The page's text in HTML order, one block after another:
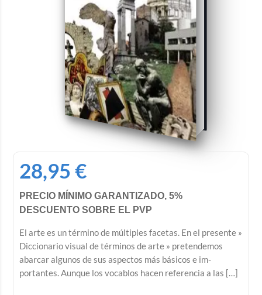
28,95€
PRECIO MÍNIMO GARANTIZADO, 5%
DESCUENTO SOBRE EL PVP
El arte es un término de múltiples facetas. En el presente »
Diccionario visual de términos de arte » pretendemos
abarcar algunos de sus aspectos más básicos e im­
portantes. Aunque los vocablos hacen referencia a las […]